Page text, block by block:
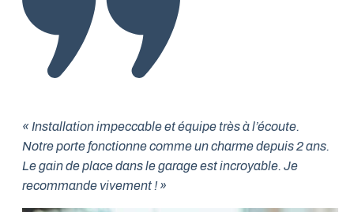
« Installation impeccable et équipe très à l’écoute.
Notre porte fonctionne comme un charme depuis 2 ans.
Le gain de place dans le garage est incroyable. Je
recommande vivement ! »